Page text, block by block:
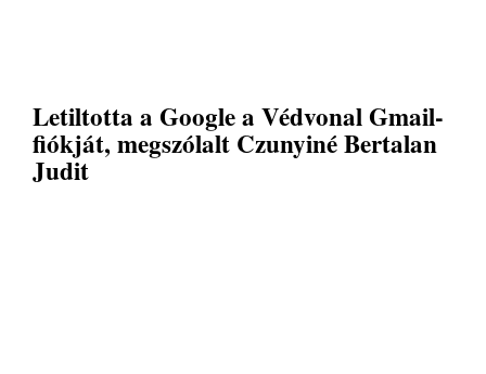
Letiltotta a Google a Védvonal Gmail-
fiókját, megszólalt Czunyiné Bertalan
Judit